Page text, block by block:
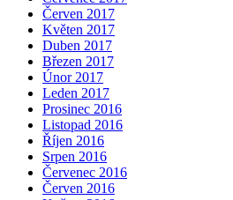
Červen 2017
Květen 2017
Duben 2017
Březen 2017
Únor 2017
Leden 2017
Prosinec 2016
Listopad 2016
Říjen 2016
Srpen 2016
Červenec 2016
Červen 2016